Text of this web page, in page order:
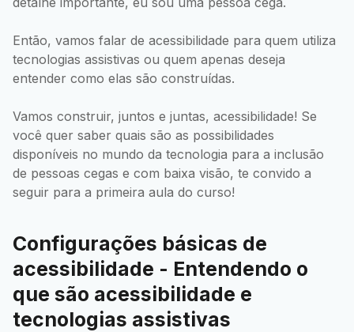
Então, vamos falar de acessibilidade para quem utiliza
tecnologias assistivas ou quem apenas deseja
entender como elas são construídas.
Vamos construir, juntos e juntas, acessibilidade! Se
você quer saber quais são as possibilidades
disponíveis no mundo da tecnologia para a inclusão
de pessoas cegas e com baixa visão, te convido a
seguir para a primeira aula do curso!
Configurações básicas de
acessibilidade - Entendendo o
que são acessibilidade e
tecnologias assistivas